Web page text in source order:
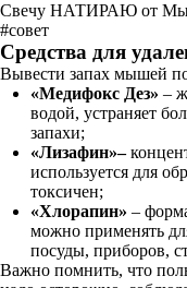
Свечу НАТИРАЮ от
#совет
Средства для
Вывести запах мышей
«Медифокс Дез» –
водой, устраняет
запахи;
«Лизафин»–
используется для
токсичен;
«Хлорапин» –
можно применять
посуды, приборов,
Важно помнить, что